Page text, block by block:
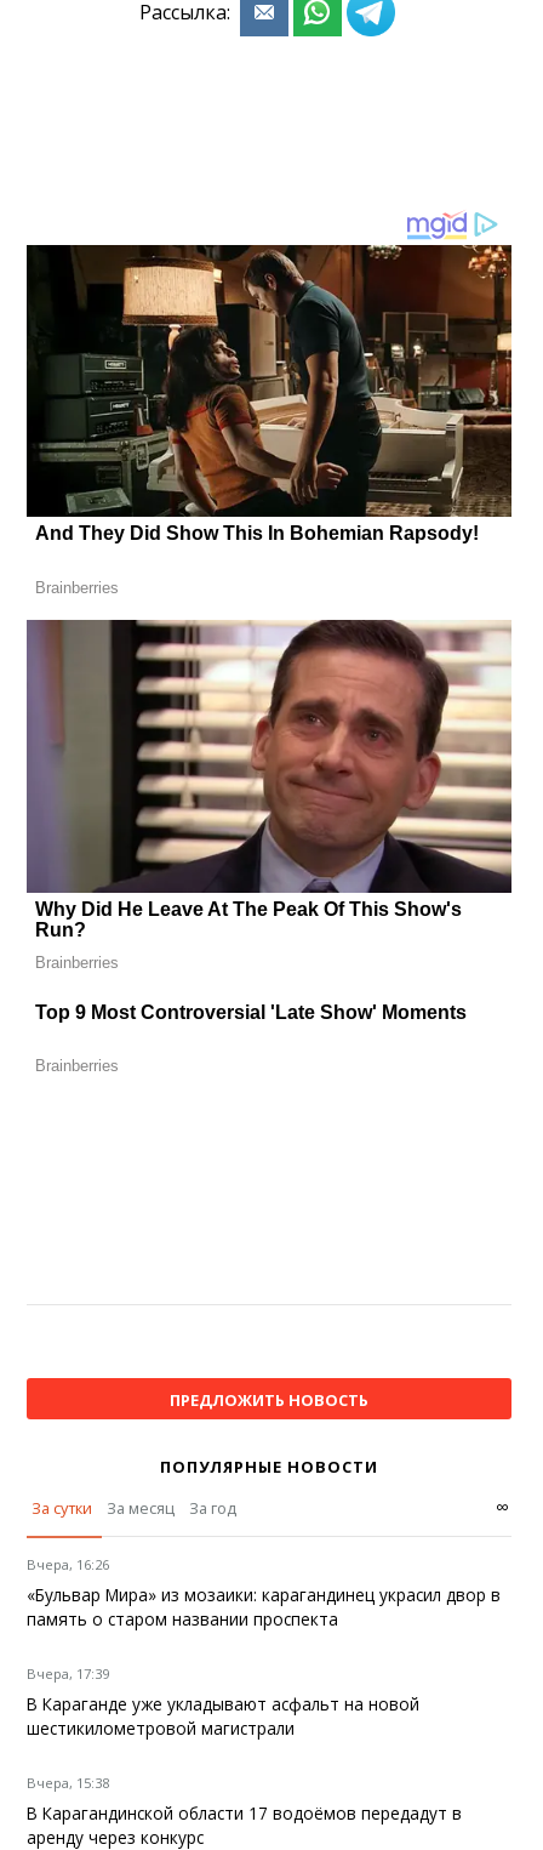
Рассылка:
ПРЕДЛОЖИТЬ НОВОСТЬ
ПОПУЛЯРНЫЕ НОВОСТИ
За сутки
За месяц За год ∞
Вчера, 16:26
«Бульвар Мира» из мозаики: карагандинец украсил двор в
память о старом названии проспекта
Вчера, 17:39
В Караганде уже укладывают асфальт на новой
шестикилометровой магистрали
Вчера, 15:38
В Карагандинской области 17 водоёмов передадут в
аренду через конкурс